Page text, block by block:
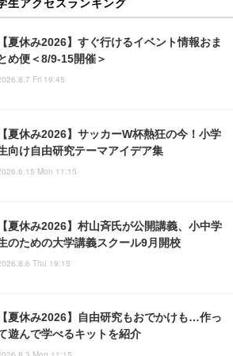
生アクセスランキング
【夏休み2026】すぐ行けるイベント情報おま
め便＜8/9-15開催＞
Fri 19:45
【夏休み2026】サッカーW杯熱狂の今！小学
向け自由研究テーマアイデア集
Mon 11:15
【夏休み2026】村山斉氏が公開講義、小中学
のための大学講義スクール9月開校
Thu 19:15
【夏休み2026】自由研究もおでかけも…作っ
遊んで学べるキットを紹介